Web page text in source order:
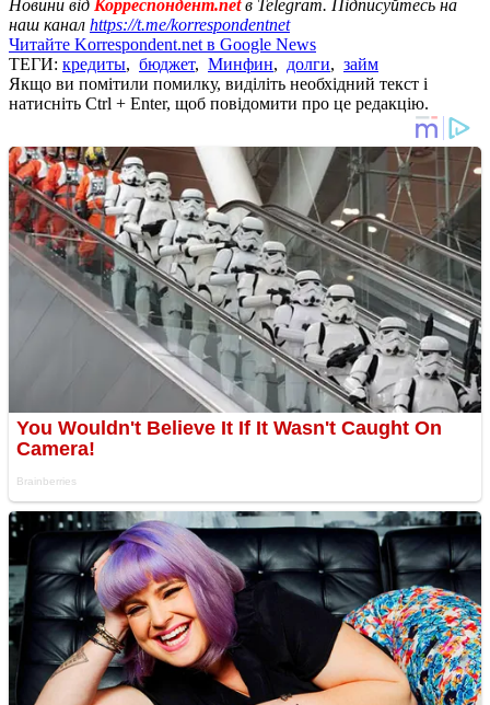
Новини від Корреспондент.netв Telegram. Підписуйтесь на
наш канал https://t.me/korrespondentnet
Читайте Korrespondent.net в Google News
ТЕГИ: кредиты, бюджет, Минфин, долги, займ
Якщо ви помітили помилку, виділіть необхідний текст і
натисніть Ctrl + Enter, щоб повідомити про це редакцію.